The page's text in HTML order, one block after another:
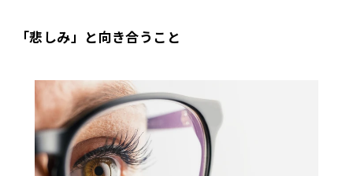
「悲しみ」と向き合うこと